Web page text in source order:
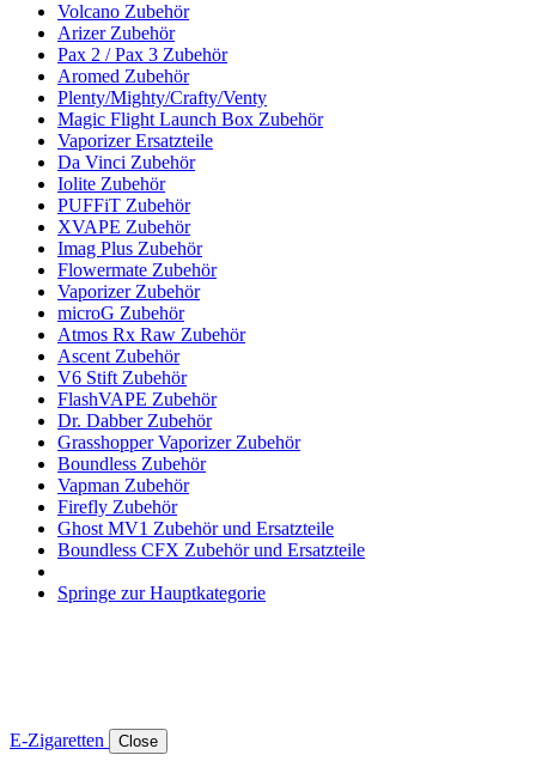
Volcano Zubehör
Arizer Zubehör
Pax 2 / Pax 3 Zubehör
Aromed Zubehör
Plenty/Mighty/Crafty/Venty
Magic Flight Launch Box Zubehör
Vaporizer Ersatzteile
Da Vinci Zubehör
Iolite Zubehör
PUFFiT Zubehör
XVAPE Zubehör
Imag Plus Zubehör
Flowermate Zubehör
Vaporizer Zubehör
microG Zubehör
Atmos Rx Raw Zubehör
Ascent Zubehör
V6 Stift Zubehör
FlashVAPE Zubehör
Dr. Dabber Zubehör
Grasshopper Vaporizer Zubehör
Boundless Zubehör
Vapman Zubehör
Firefly Zubehör
Ghost MV1 Zubehör und Ersatzteile
Boundless CFX Zubehör und Ersatzteile
Springe zur Hauptkategorie
E-Zigaretten Close